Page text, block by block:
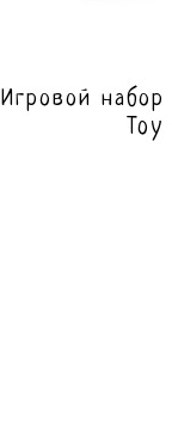
Игровой
Toy